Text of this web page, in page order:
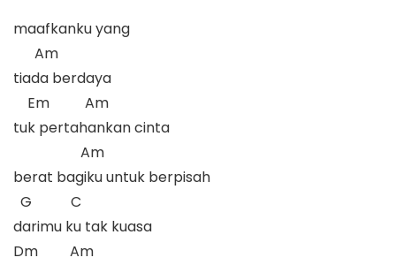
maafkanku yang
      Am
tiada berdaya
    Em          Am
tuk pertahankan cinta
                   Am
berat bagiku untuk berpisah
  G           C
darimu ku tak kuasa
Dm         Am